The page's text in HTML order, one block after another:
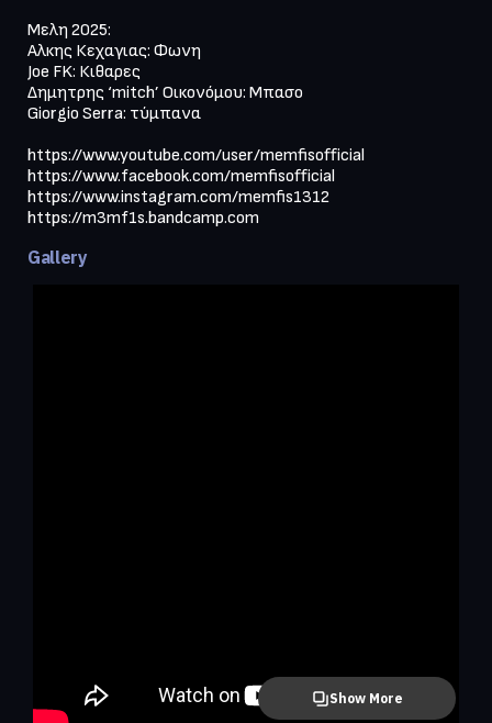
Μελη 2025:
Αλκης Κεχαγιας: Φωνη
Joe FK: Κιθαρες
Δημητρης ‘mitch’ Οικονόμου: Μπασο
Giorgio Serra: τύμπανα
https://www.youtube.com/user/memfisofficial
https://www.facebook.com/memfisofficial
https://www.instagram.com/memfis1312
Gallery
Show More